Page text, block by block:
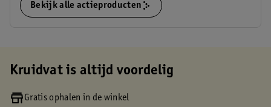
Bekijk alle actieproducten
Kruidvat is altijd voordelig
Gratis ophalen in de winkel